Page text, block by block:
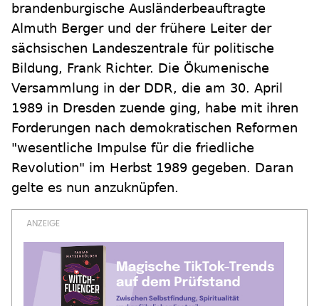
brandenburgische Ausländerbeauftragte
Almuth Berger und der frühere Leiter der
sächsischen Landeszentrale für politische
Bildung, Frank Richter. Die Ökumenische
Versammlung in der DDR, die am 30. April
1989 in Dresden zuende ging, habe mit ihren
Forderungen nach demokratischen Reformen
"wesentliche Impulse für die friedliche
Revolution" im Herbst 1989 gegeben. Daran
gelte es nun anzuknüpfen.